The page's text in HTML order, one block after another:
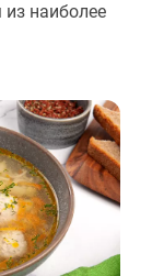
наиболее